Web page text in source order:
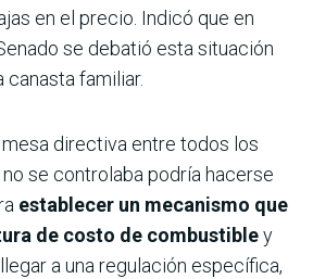
en el precio. Indicó que en
se debatió esta situación
familiar.
mesa directiva entre todos los
se controlaba podría hacerse
establecer un mecanismo que
de costo de combustibley
a una regulación específica,